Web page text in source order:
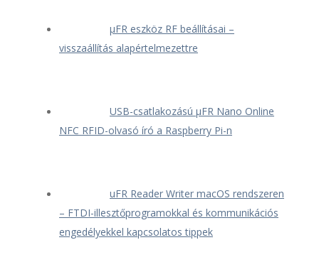
μFR eszköz RF beállításai –
visszaállítás alapértelmezettre
USB-csatlakozású μFR Nano Online
NFC RFID-olvasó író a Raspberry Pi-n
uFR Reader Writer macOS rendszeren
– FTDI-illesztőprogramokkal és kommunikációs
engedélyekkel kapcsolatos tippek